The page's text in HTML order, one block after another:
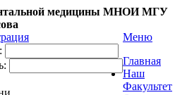
медицины МНОИ МГУ
Меню
Главная
Наш
Факультет